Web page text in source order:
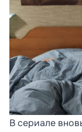
В сериале